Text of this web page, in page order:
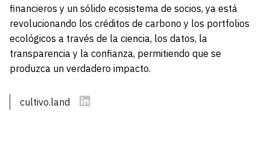
financieros y un sólido ecosistema de socios, ya está
revolucionando los créditos de carbono y los portfolios
ecológicos a través de la ciencia, los datos, la
transparencia y la confianza, permitiendo que se
produzca un verdadero impacto.
cultivo.land